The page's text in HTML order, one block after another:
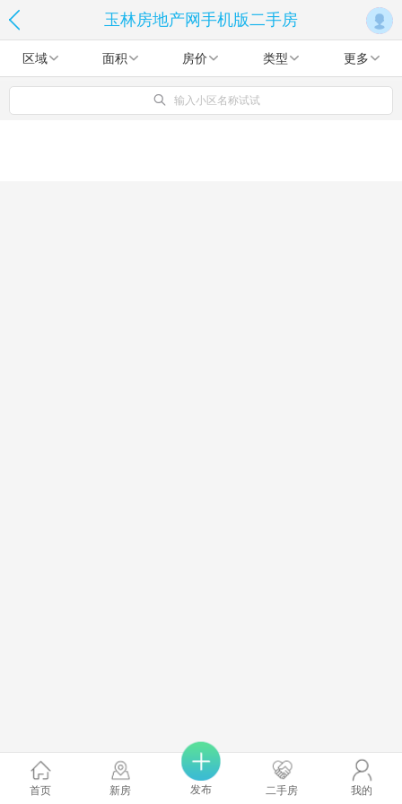
玉林房地产网手机版二手房
区域 面积 房价 类型 更多
输入小区名称试试
首页 新房 发布 二手房 我的